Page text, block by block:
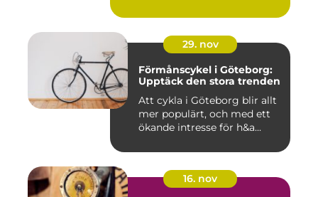
29. nov
Förmånscykel i Göteborg:
Upptäck den stora trenden
Att cykla i Göteborg blir allt
mer populärt, och med ett
ökande intresse för h&a...
16. nov